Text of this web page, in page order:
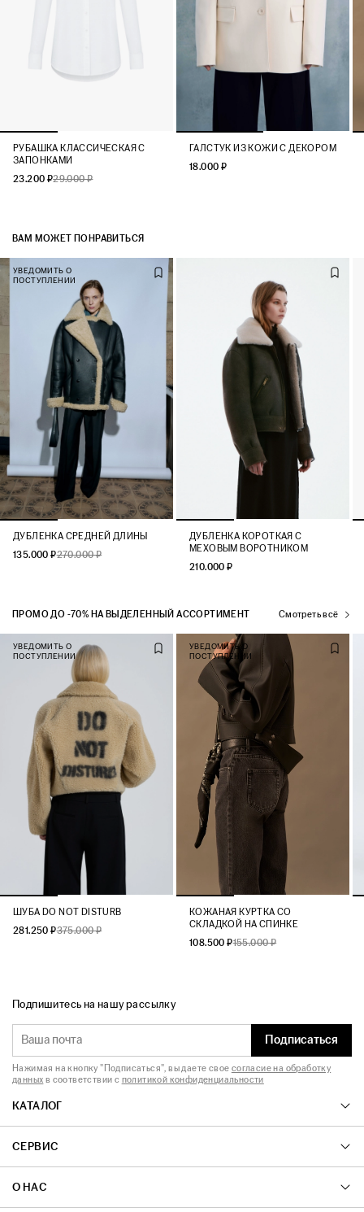
РУБАШКА КЛАССИЧЕСКАЯ С
ЗАПОНКАМИ
23.200 ₽29.000 ₽
ГАЛСТУК ИЗ КОЖИ С ДЕКОРОМ
18.000 ₽
ВАМ МОЖЕТ ПОНРАВИТЬСЯ
УВЕДОМИТЬ О
ПОСТУПЛЕНИИ
ДУБЛЕНКА СРЕДНЕЙ ДЛИНЫ
135.000 ₽270.000 ₽
ДУБЛЕНКА КОРОТКАЯ С
МЕХОВЫМ ВОРОТНИКОМ
210.000 ₽
ПРОМО ДО -70% НА ВЫДЕЛЕННЫЙ АССОРТИМЕНТ Смотреть всё
УВЕДОМИТЬ О
ПОСТУПЛЕНИИ
ШУБА DO NOT DISTURB
281.250 ₽375.000 ₽
УВЕДОМИТЬ О
ПОСТУПЛЕНИИ
КОЖАНАЯ КУРТКА СО
СКЛАДКОЙ НА СПИНКЕ
108.500 ₽155.000 ₽
КАТАЛОГ
СЕРВИС
О НАС
Подпишитесь на нашу рассылку
Подписаться
Нажимая на кнопку "Подписаться", вы даете свое согласие на обработку
данных в соответствии с политикой конфиденциальности